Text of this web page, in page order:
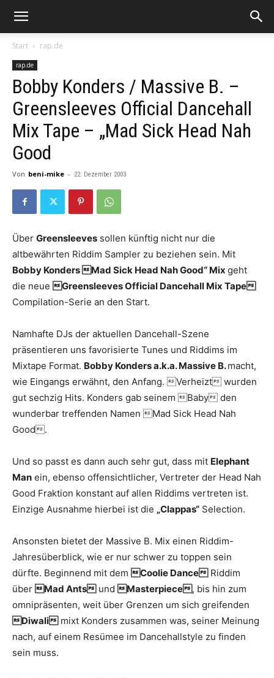
Start rap.de
rap.de
Bobby Konders / Massive B. –
Greensleeves Official Dancehall
Mix Tape – „Mad Sick Head Nah
Good
Von beni-mike - 22. Dezember 2003
Über Greensleeves sollen künftig nicht nur die
altbewährten Riddim Sampler zu beziehen sein. Mit
Bobby Konders Mad Sick Head Nah Good“ Mix geht
die neue Greensleeves Official Dancehall Mix Tape
Compilation-Serie an den Start.
Namhafte DJs der aktuellen Dancehall-Szene
präsentieren uns favorisierte Tunes und Riddims im
Mixtape Format. Bobby Konders a.k.a. Massive B.macht,
wie Eingangs erwähnt, den Anfang. Verheizt wurden
gut sechzig Hits. Konders gab seinem Baby den
wunderbar treffenden Namen Mad Sick Head Nah
Good.
Und so passt es dann auch sehr gut, dass mit Elephant
Man ein, ebenso offensichtlicher, Vertreter der Head Nah
Good Fraktion konstant auf allen Riddims vertreten ist.
Einzige Ausnahme hierbei ist die „Clappas“ Selection.
Ansonsten bietet der Massive B. Mix einen Riddim-
Jahresüberblick, wie er nur schwer zu toppen sein
dürfte. Beginnend mit dem Coolie Dance Riddim
über Mad Ants und Masterpiece , bis hin zum
omnipräsenten, weit über Grenzen um sich greifenden
Diwali mixt Konders zusammen was, seiner Meinung
nach, auf einem Resümee im Dancehallstyle zu finden
sein muss.